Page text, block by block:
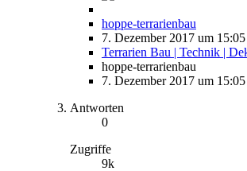
hoppe-terrarienbau
7. Dezember 2017 um 15:05
Terrarien Bau | Technik |
hoppe-terrarienbau
7. Dezember 2017 um 15:05
Antworten
0
Zugriffe
9k